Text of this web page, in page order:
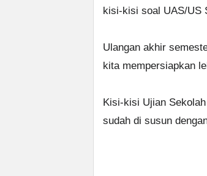
kisi-kisi soal UAS/US
Ulangan akhir
kita mempersiapkan
Kisi-kisi Ujian
sudah di susun